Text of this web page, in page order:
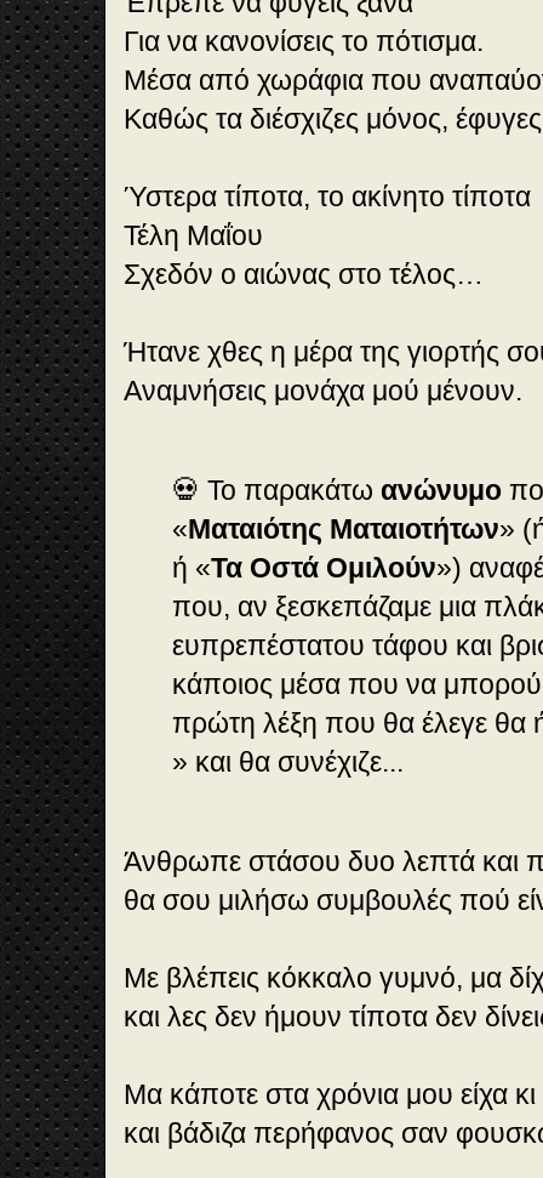
Για να κανονίσεις το πότισμα.
Μέσα από χωράφια που
Καθώς τα διέσχιζες μόνος,
Ύστερα τίποτα, το ακίνητο τίποτα
Τέλη Μαΐου
Σχεδόν ο αιώνας στο τέλος…
Ήτανε χθες η μέρα της γιορτής
Αναμνήσεις μονάχα μού μένουν.
💀 Το παρακάτω ανώνυμο
«Ματαιότης Ματαιοτήτων»
ή «Τα Οστά Ομιλούν»)
που, αν ξεσκεπάζαμε μια
ευπρεπέστατου τάφου και
κάποιος μέσα που να
πρώτη λέξη που θα έλεγε
» και θα συνέχιζε...
Άνθρωπε στάσου δυο λεπτά και
θα σου μιλήσω συμβουλές πού
Με βλέπεις κόκκαλο γυμνό, μα
και λες δεν ήμουν τίποτα δεν
Μα κάποτε στα χρόνια μου είχα
και βάδιζα περήφανος σαν